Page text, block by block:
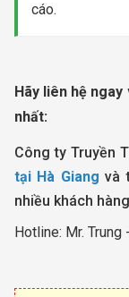
cáo.
Hãy liên hệ
nhất:
Công ty Truyền
tại Hà Giang và
nhiều khách
Hotline: Mr. Trung -